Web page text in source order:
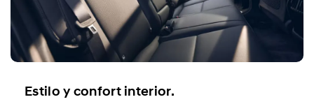
Estilo y confort interior.